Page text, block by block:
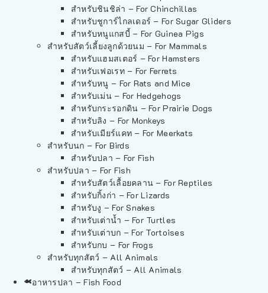
สำหรับชินชิล่า – For Chinchillas
สำหรับชูการ์ไกลเดอร์ – For Sugar Gliders
สำหรับหนูแกสบี้ – For Guinea Pigs
สำหรับสัตว์เลี้ยงลูกด้วยนม – For Mammals
สำหรับแฮมสเตอร์ – For Hamsters
สำหรับเฟอเรท – For Ferrets
สำหรับหนู – For Rats and Mice
สำหรับเม่น – For Hedgehogs
สำหรับกระรอกดิน – For Prairie Dogs
สำหรับลิง – For Monkeys
สำหรับเมียร์แคท – For Meerkats
สำหรับนก – For Birds
สำหรับปลา – For Fish
สำหรับปลา – For Fish
สำหรับสัตว์เลื้อยคลาน – For Reptiles
สำหรับกิ้งก่า – For Lizards
สำหรับงู – For Snakes
สำหรับเต่าน้ำ – For Turtles
สำหรับเต่าบก – For Tortoises
สำหรับกบ – For Frogs
สำหรับทุกสัตว์ – All Animals
สำหรับทุกสัตว์ – All Animals
อาหารปลา – Fish Food